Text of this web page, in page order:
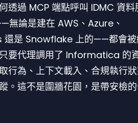
透過 MCP 端點呼叫 IDMC 資料
無論是建在 AWS、Azure、
是 Snowflake 上的——都會被
要代理調用了 Informatica 的
行為、上下文載入、合規執行
。這不是圍牆花園，是帶安檢